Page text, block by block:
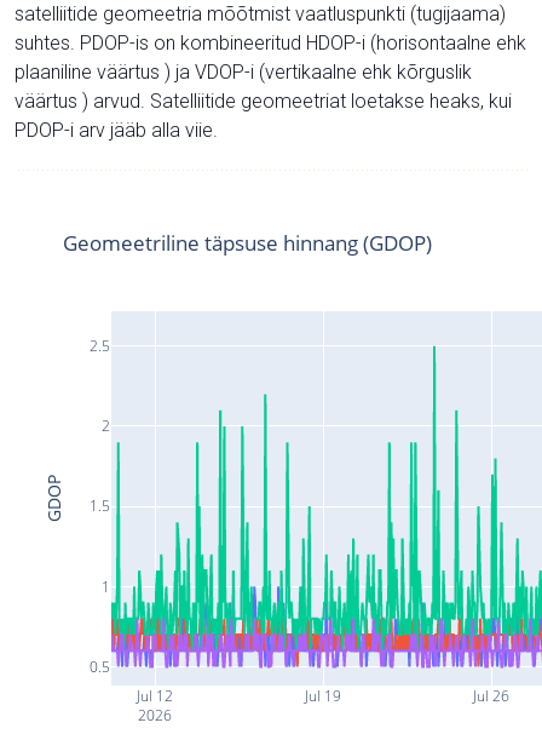
satelliitide geomeetria mõõtmist vaatluspunkti (tugijaama)
suhtes. PDOP-is on kombineeritud HDOP-i (horisontaalne ehk
plaaniline väärtus ) ja VDOP-i (vertikaalne ehk kõrguslik
väärtus ) arvud. Satelliitide geomeetriat loetakse heaks, kui
PDOP-i arv jääb alla viie.
Jul 12
2026
Jul 19 Jul 26
0.5
1
1.5
2
2.5
Geomeetriline täpsuse hinnang (GDOP)
GDOP